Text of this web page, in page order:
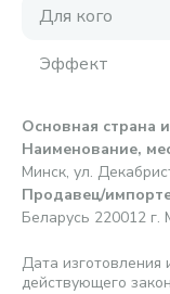
Для кого
Эффект
Основная страна
Наименование,
Минск, ул.
Продавец/
Беларусь 220012 г.
Дата изготовления
действующего